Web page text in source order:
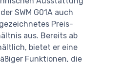
SWM G01A auch
Preis-
aus. Bereits ab
bietet er eine
Funktionen, die